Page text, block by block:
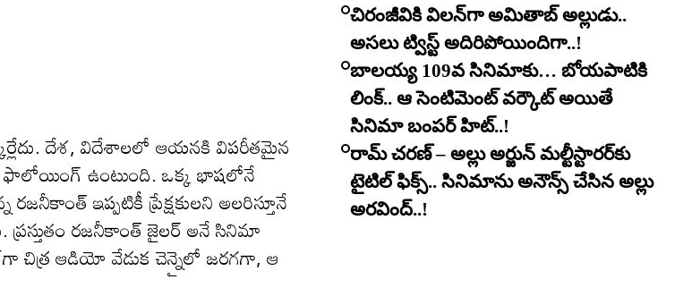
దేశ‌, విదేశాల‌లో ఆయ‌న‌కి విప‌రీత‌మైన
ఫాలోయింగ్ ఉంటుంది. ఒక్క భాష‌లోనే
ఇప్పటికీ ప్రేక్ష‌కుల‌ని అల‌రిస్తూనే
ర‌జ‌నీకాంత్ జైల‌ర్ అనే సినిమా
చిత్ర ఆడియో వేడుక చెన్నైలో జ‌ర‌గ‌గా, ఆ
చిరంజీవికి విలన్‌గా అమితాబ్ అల్లుడు..
అసలు ట్విస్ట్ అదిరిపోయిందిగా..!
బాలయ్య 109వ సినిమాకు… బోయపాటికి
లింక్.. ఆ సెంటిమెంట్ వర్కౌట్ అయితే
సినిమా బంపర్ హిట్..!
రామ్ చరణ్ – అల్లు అర్జున్ మల్టీస్టారర్​కు
టైటిల్ ఫిక్స్.. సినిమాను అనౌన్స్ చేసిన అల్లు
అరవింద్..!